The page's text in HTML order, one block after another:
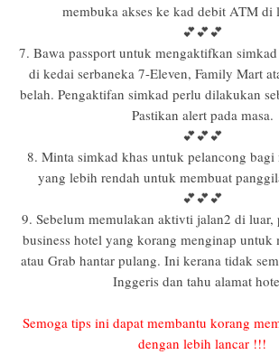
membuka akses ke kad debit ATM di
💕💕💕
7. Bawa passport untuk mengaktifkan
di kedai serbaneka 7-Eleven, Family Mart
belah. Pengaktifan simkad perlu dilakukan
Pastikan alert pada masa.
💕💕💕
8. Minta simkad khas untuk pelancong bagi
yang lebih rendah untuk membuat
💕💕💕
9. Sebelum memulakan aktivti jalan2 di luar,
business hotel yang korang menginap untuk
atau Grab hantar pulang. Ini kerana tidak
Inggeris dan tahu alamat
Semoga tips ini dapat membantu korang
dengan lebih lancar !!!